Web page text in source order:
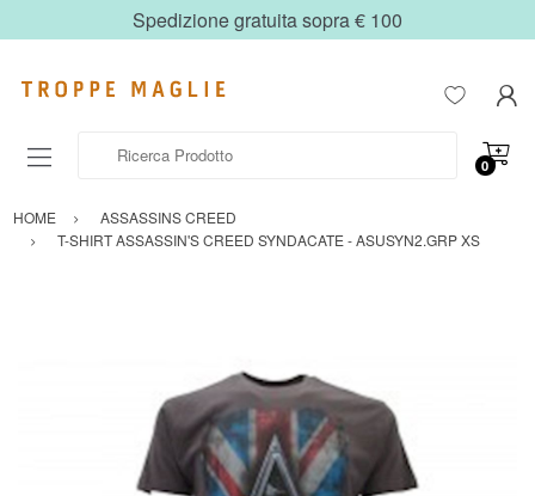
Spedizione gratuita sopra € 100
0
HOME
ASSASSINS CREED
T-SHIRT ASSASSIN'S CREED SYNDACATE - ASUSYN2.GRP XS